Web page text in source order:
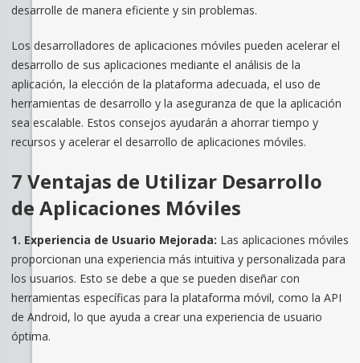
desarrolle de manera eficiente y sin problemas.
Los desarrolladores de aplicaciones móviles pueden acelerar el
desarrollo de sus aplicaciones mediante el análisis de la
aplicación, la elección de la plataforma adecuada, el uso de
herramientas de desarrollo y la aseguranza de que la aplicación
sea escalable. Estos consejos ayudarán a ahorrar tiempo y
recursos y acelerar el desarrollo de aplicaciones móviles.
7 Ventajas de Utilizar Desarrollo
de Aplicaciones Móviles
1. Experiencia de Usuario Mejorada: Las aplicaciones móviles
proporcionan una experiencia más intuitiva y personalizada para
los usuarios. Esto se debe a que se pueden diseñar con
herramientas específicas para la plataforma móvil, como la API
de Android, lo que ayuda a crear una experiencia de usuario
óptima.